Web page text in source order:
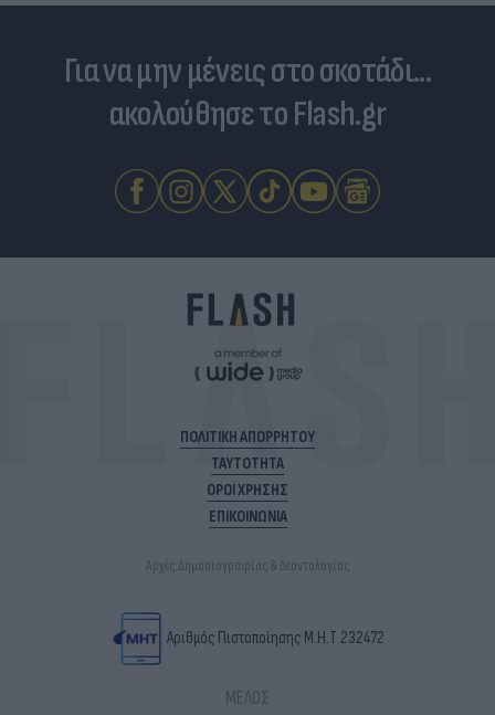
Για να μην μένεις στο σκοτάδι...
ακολούθησε το Flash.gr
ΠΟΛΙΤΙΚΗ ΑΠΟΡΡΗΤΟΥ
ΤΑΥΤΟΤΗΤΑ
ΟΡΟΙ ΧΡΗΣΗΣ
ΕΠΙΚΟΙΝΩΝΙΑ
Αρχές Δημοσιογραφίας & Δεοντολογίας
Αριθμός Πιστοποίησης Μ.Η.Τ.232472
ΜΕΛΟΣ